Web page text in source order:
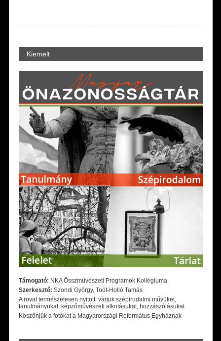
Kiemelt
Támogató: NKA Összművészeti Programok Kollégiuma
Szerkesztő: Szondi György, Toót-Holló Tamás
A rovat természetesen nyitott: várjuk szépirodalmi művüket,
tanulmányukat, képzőművészeti alkotásukat, hozzászólásukat.
Köszönjük a fotókat a Magyarországi Református Egyháznak